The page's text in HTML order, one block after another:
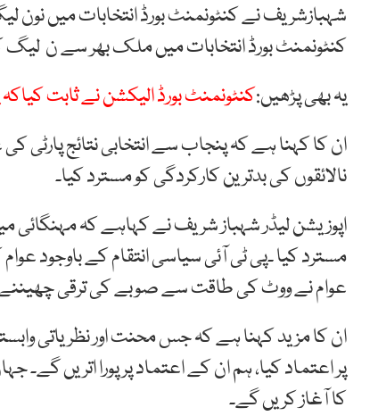
شہبازشریف نے کنٹونمنٹ بورڈ انتخابات میں نون
کنٹونمنٹ بورڈ انتخابات میں ملک بھر سے ن
یہ بھی پڑھیں:کنٹونمنٹ بورڈ الیکشن نے ثابت
ان کا کہنا ہے کہ پنجاب سے انتخابی نتائج
نالائقوں کی بدترین کارکردگی کو مسترد کیا۔
اپوزیشن لیڈر شہباز شریف نے کہاہے کہ مہنگائی
مسترد کیا ۔پی ٹی آئی سیاسی انتقام کے باوجود
عوام نے ووٹ کی طاقت سے صوبے کی ترقی چھیننے
ان کا مزید کہنا ہے کہ جس محنت اور نظریاتی
پر اعتماد کیا، ہم ان کے اعتماد پر پورا اتریں
کا آغاز کریں گے۔